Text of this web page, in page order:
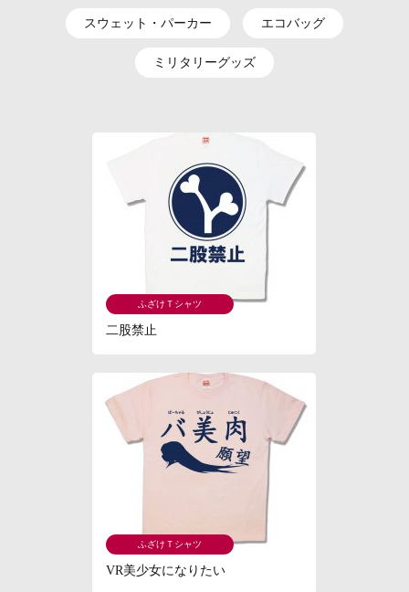
スウェット・パーカー エコバッグ
ミリタリーグッズ
ふざけＴシャツ
二股禁止
ふざけＴシャツ
VR美少女になりたい